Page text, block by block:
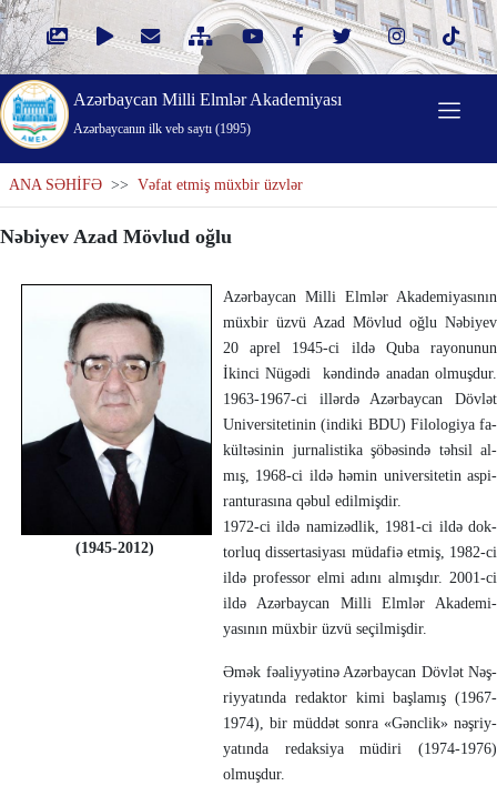
Azərbaycan Milli Elmlər Akademiyası
Azərbaycanın ilk veb saytı (1995)
ANA SƏHİFƏ >> Vəfat etmiş müxbir üzvlər
Nəbiyev Azad Mövlud oğlu
Azərbaycan Milli Elmlər Akade­mi­ya­sı­nın
müxbir üzvü Azad Mövlud oğlu Nə­bi­yev
20 aprel 1945-ci ildə Quba rayonunun
İkin­ci Nügədi kən­din­də anadan olmuşdur.
1963-1967-ci il­lər­də Azərbaycan Dövlət
Uni­­­ver­si­te­ti­nin (indiki BDU) Fi­lo­lo­giya fa­
kül­tə­sinin jur­na­lis­tika şöbəsində təh­sil al­
mış, 1968-ci il­də həmin uni­versitetin aspi­
ran­­turasına qə­bul edil­mişdir.
1972-ci ildə namizədlik, 1981-ci ildə dok­­
torluq dissertasiyası müdafiə et­miş, 1982-ci
ildə professor elmi adını al­mışdır. 2001-ci
ildə Azərbaycan Milli Elm­lər Aka­de­mi­
yasının müxbir üzvü se­çil­mişdir.
Əmək fəaliyyətinə Azərbaycan Dövlət Nəş­
riyyatında redaktor kimi başlamış (1967-
1974), bir müddət sonra «Gənclik» nəşriy­
ya­tın­da redaksiya müdiri (1974-1976)
olmuşdur.
(1945-2012)